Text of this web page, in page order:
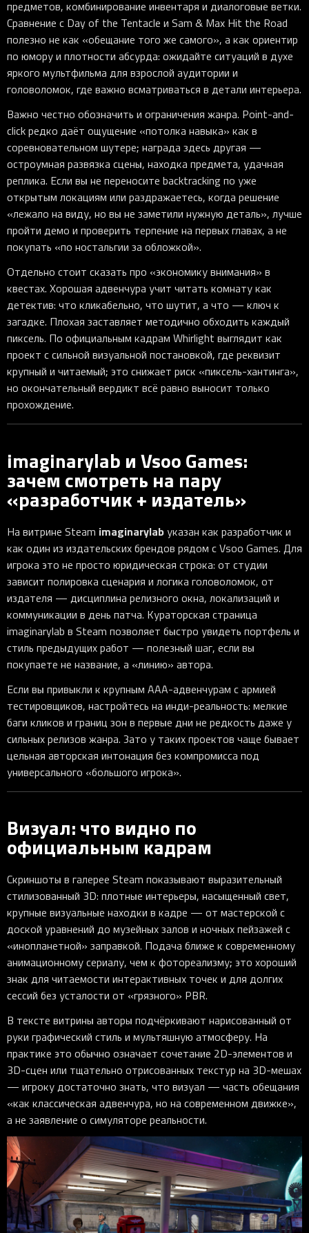
предметов, комбинирование инвентаря и диалоговые ветки.
Сравнение с Day of the Tentacle и Sam & Max Hit the Road
полезно не как «обещание того же самого», а как ориентир
по юмору и плотности абсурда: ожидайте ситуаций в духе
яркого мультфильма для взрослой аудитории и
головоломок, где важно всматриваться в детали интерьера.
Важно честно обозначить и ограничения жанра. Point-and-
click редко даёт ощущение «потолка навыка» как в
соревновательном шутере; награда здесь другая —
остроумная развязка сцены, находка предмета, удачная
реплика. Если вы не переносите backtracking по уже
открытым локациям или раздражаетесь, когда решение
«лежало на виду, но вы не заметили нужную деталь», лучше
пройти демо и проверить терпение на первых главах, а не
покупать «по ностальгии за обложкой».
Отдельно стоит сказать про «экономику внимания» в
квестах. Хорошая адвенчура учит читать комнату как
детектив: что кликабельно, что шутит, а что — ключ к
загадке. Плохая заставляет методично обходить каждый
пиксель. По официальным кадрам Whirlight выглядит как
проект с сильной визуальной постановкой, где реквизит
крупный и читаемый; это снижает риск «пиксель-хантинга»,
но окончательный вердикт всё равно выносит только
прохождение.
imaginarylab и Vsoo Games:
зачем смотреть на пару
«разработчик + издатель»
На витрине Steam imaginarylab указан как разработчик и
как один из издательских брендов рядом с Vsoo Games. Для
игрока это не просто юридическая строка: от студии
зависит полировка сценария и логика головоломок, от
издателя — дисциплина релизного окна, локализаций и
коммуникации в день патча. Кураторская страница
imaginarylab в Steam позволяет быстро увидеть портфель и
стиль предыдущих работ — полезный шаг, если вы
покупаете не название, а «линию» автора.
Если вы привыкли к крупным AAA-адвенчурам с армией
тестировщиков, настройтесь на инди-реальность: мелкие
баги кликов и границ зон в первые дни не редкость даже у
сильных релизов жанра. Зато у таких проектов чаще бывает
цельная авторская интонация без компромисса под
универсального «большого игрока».
Визуал: что видно по
официальным кадрам
Скриншоты в галерее Steam показывают выразительный
стилизованный 3D: плотные интерьеры, насыщенный свет,
крупные визуальные находки в кадре — от мастерской с
доской уравнений до музейных залов и ночных пейзажей с
«инопланетной» заправкой. Подача ближе к современному
анимационному сериалу, чем к фотореализму; это хороший
знак для читаемости интерактивных точек и для долгих
сессий без усталости от «грязного» PBR.
В тексте витрины авторы подчёркивают нарисованный от
руки графический стиль и мультяшную атмосферу. На
практике это обычно означает сочетание 2D-элементов и
3D-сцен или тщательно отрисованных текстур на 3D-мешах
— игроку достаточно знать, что визуал — часть обещания
«как классическая адвенчура, но на современном движке»,
а не заявление о симуляторе реальности.